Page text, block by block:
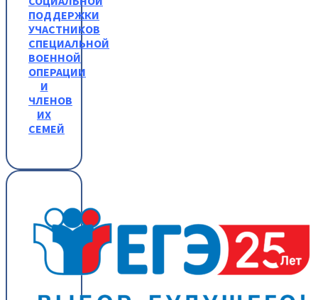
ПОДДЕРЖКИ
УЧАСТНИКОВ
СПЕЦИАЛЬНОЙ
ВОЕННОЙ
ОПЕРАЦИИ
И
ЧЛЕНОВ
ИХ
СЕМЕЙ